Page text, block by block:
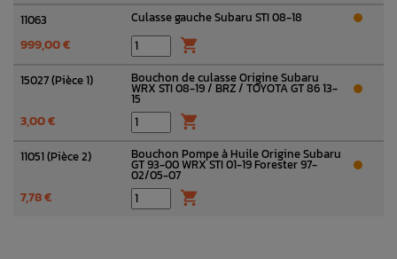
11063 Culasse gauche Subaru STI 08-18
999,00 € 
15027 (Pièce 1) Bouchon de culasse Origine Subaru
WRX STI 08-19 / BRZ / TOYOTA GT 86 13-
15
3,00 € 
11051 (Pièce 2) Bouchon Pompe à Huile Origine Subaru
GT 93-00 WRX STI 01-19 Forester 97-
02/05-07
7,78 € 